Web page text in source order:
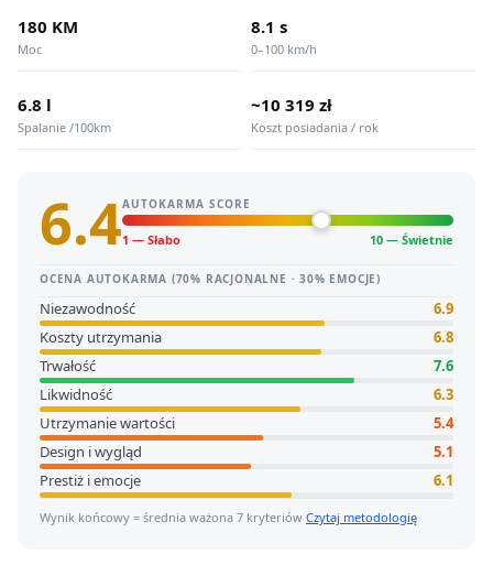
180 KM
Moc
8.1 s
0–100 km/h
6.8 l
Spalanie /100km
~10 319 zł
Koszt posiadania / rok
6.4AUTOKARMA SCORE
1 — Słabo 10 — Świetnie
OCENA AUTOKARMA (70% RACJONALNE · 30% EMOCJE)
Niezawodność
6.9
Koszty utrzymania
6.8
Trwałość
7.6
Likwidność
6.3
Utrzymanie wartości
5.4
Design i wygląd
5.1
Prestiż i emocje
6.1
Wynik końcowy = średnia ważona 7 kryteriów Czytaj metodologię